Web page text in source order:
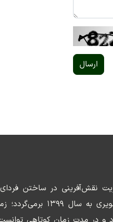
ارسال
نقش‌آفرینی در ساختن
می‌گذارد. سابقه این رسانه